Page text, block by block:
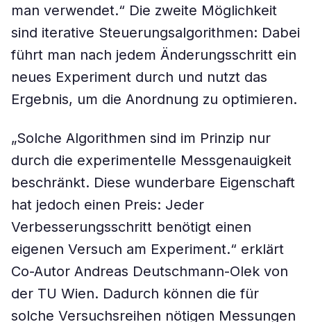
man verwendet.“ Die zweite Möglichkeit
sind iterative Steuerungsalgorithmen: Dabei
führt man nach jedem Änderungsschritt ein
neues Experiment durch und nutzt das
Ergebnis, um die Anordnung zu optimieren.
„Solche Algorithmen sind im Prinzip nur
durch die experimentelle Messgenauigkeit
beschränkt. Diese wunderbare Eigenschaft
hat jedoch einen Preis: Jeder
Verbesserungsschritt benötigt einen
eigenen Versuch am Experiment.“ erklärt
Co-Autor Andreas Deutschmann-Olek von
der TU Wien. Dadurch können die für
solche Versuchsreihen nötigen Messungen